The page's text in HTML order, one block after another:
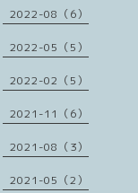
2022-08（6）
2022-05（5）
2022-02（5）
2021-11（6）
2021-08（3）
2021-05（2）